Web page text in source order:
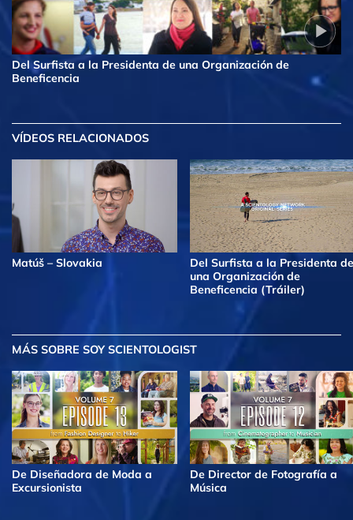
Del Surfista a la Presidenta de una Organización de
Beneficencia
VÍDEOS RELACIONADOS
Matúš – Slovakia
Del Surfista a la Presidenta de
una Organización de
Beneficencia (Tráiler)
MÁS SOBRE SOY SCIENTOLOGIST
De Diseñadora de Moda a
Excursionista
De Director de Fotografía a
Música